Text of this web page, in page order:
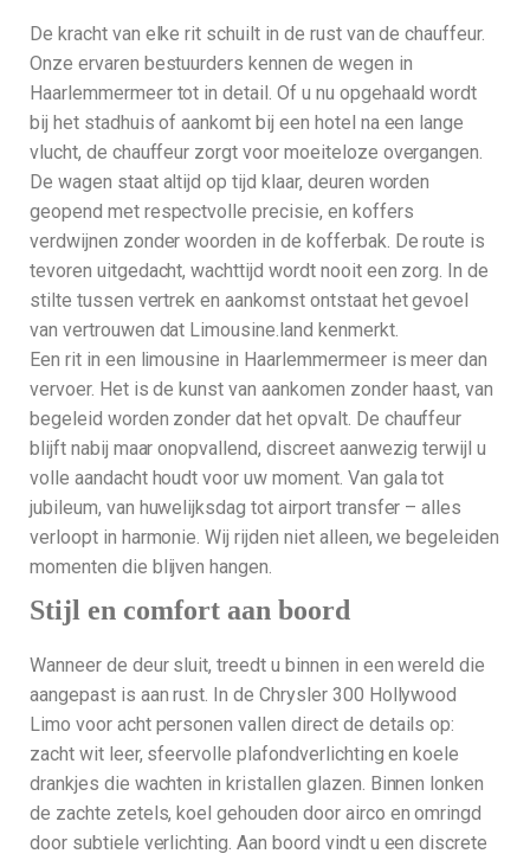
De kracht van elke rit schuilt in de rust van de chauffeur.
Onze ervaren bestuurders kennen de wegen in
Haarlemmermeer tot in detail. Of u nu opgehaald wordt
bij het stadhuis of aankomt bij een hotel na een lange
vlucht, de chauffeur zorgt voor moeiteloze overgangen.
De wagen staat altijd op tijd klaar, deuren worden
geopend met respectvolle precisie, en koffers
verdwijnen zonder woorden in de kofferbak. De route is
tevoren uitgedacht, wachttijd wordt nooit een zorg. In de
stilte tussen vertrek en aankomst ontstaat het gevoel
van vertrouwen dat Limousine.land kenmerkt.
Een rit in een limousine in Haarlemmermeer is meer dan
vervoer. Het is de kunst van aankomen zonder haast, van
begeleid worden zonder dat het opvalt. De chauffeur
blijft nabij maar onopvallend, discreet aanwezig terwijl u
volle aandacht houdt voor uw moment. Van gala tot
jubileum, van huwelijksdag tot airport transfer – alles
verloopt in harmonie. Wij rijden niet alleen, we begeleiden
momenten die blijven hangen.
Stijl en comfort aan boord
Wanneer de deur sluit, treedt u binnen in een wereld die
aangepast is aan rust. In de Chrysler 300 Hollywood
Limo voor acht personen vallen direct de details op:
zacht wit leer, sfeervolle plafondverlichting en koele
drankjes die wachten in kristallen glazen. Binnen lonken
de zachte zetels, koel gehouden door airco en omringd
door subtiele verlichting. Aan boord vindt u een discrete